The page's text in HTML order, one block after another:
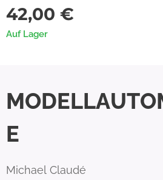
42,00 €
Auf Lager
E
Michael Claudé